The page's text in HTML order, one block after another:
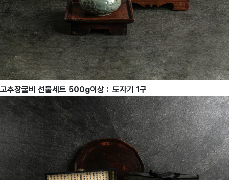
고추장굴비 선물세트 500g이상 : 도자기 1구